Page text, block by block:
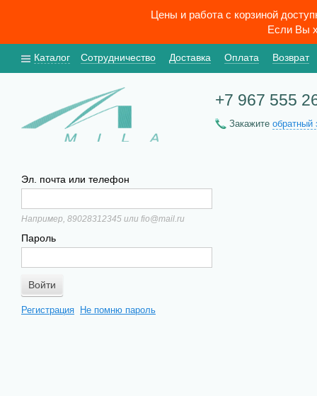
Цены и работа с корзиной
Если Вы
Каталог Сотрудничество Доставка Оплата Возврат
+7 967 555
Закажите обратный
Эл. почта или телефон
Например, 89028312345 или fio@mail.ru
Пароль
Регистрация Не помню пароль